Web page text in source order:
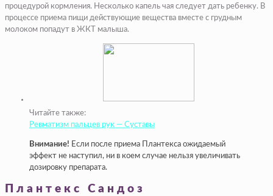
процедурой кормления. Несколько капель чая следует дать ребенку. В
процессе приема пищи действующие вещества вместе с грудным
молоком попадут в ЖКТ малыша.
Читайте также:
Ревматизм пальцев рук — Суставы
Внимание! Если после приема Плантекса ожидаемый
эффект не наступил, ни в коем случае нельзя увеличивать
дозировку препарата.
Плантекс Сандоз